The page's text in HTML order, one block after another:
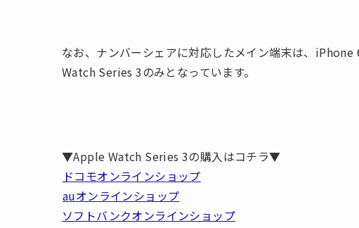
なお、ナンバーシェアに対応したメイン端末は、
Watch Series 3のみとなっています。
▼Apple Watch Series 3の購入はコチラ▼
ドコモオンラインショップ
auオンラインショップ
ソフトバンクオンラインショップ